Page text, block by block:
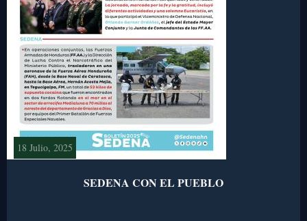
18 Julio, 2025
SEDENA CON EL PUEBLO